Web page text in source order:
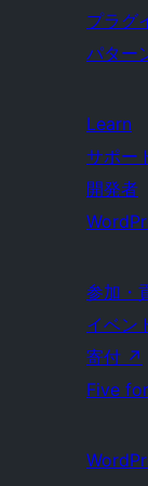
プラグ
パター
Learn
サポー
開発者
参加・
イベン
寄付 ↗
Five